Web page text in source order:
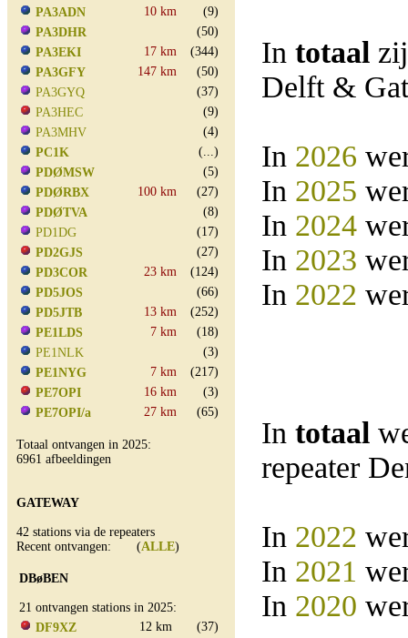
PA3ADN
10 km
(9)
PA3DHR
(50)
PA3EKI
17 km
(344)
PA3GFY
147 km
(50)
PA3GYQ
(37)
PA3HEC
(9)
PA3MHV
(4)
PC1K
(...)
PDØMSW
(5)
PDØRBX
100 km
(27)
PDØTVA
(8)
PD1DG
(17)
PD2GJS
(27)
PD3COR
23 km
(124)
PD5JOS
(66)
PD5JTB
13 km
(252)
PE1LDS
7 km
(18)
PE1NLK
(3)
PE1NYG
7 km
(217)
PE7OPI
16 km
(3)
PE7OPI/a
27 km (65)
Totaal ontvangen in 2025:
6961 afbeeldingen
GATEWAY
42 stations via de repeaters
Recent ontvangen: (ALLE)
DBøBEN
21 ontvangen stations in 2025:
DF9XZ
12 km
(37)
In totaal
Delft &
In 2026
In 2025
In 2024
In 2023
In 2022
In totaal
repeater
In 2022
In 2021
In 2020